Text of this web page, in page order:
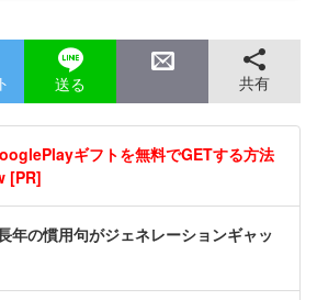
送る 共有
ギフトを無料でGETする方法
[PR]
長年の慣用句がジェネレーションギャッ